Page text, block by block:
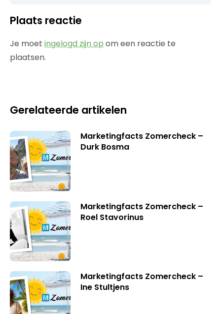
Plaats reactie
Je moet ingelogd zijn op om een reactie te
plaatsen.
Gerelateerde artikelen
Marketingfacts Zomercheck –
Durk Bosma
Marketingfacts Zomercheck –
Roel Stavorinus
Marketingfacts Zomercheck –
Ine Stultjens